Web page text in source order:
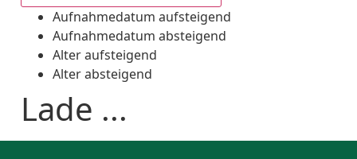
Aufnahmedatum aufsteigend
Aufnahmedatum absteigend
Alter aufsteigend
Alter absteigend
Lade ...